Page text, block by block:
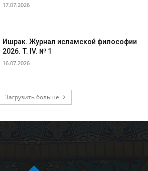
17.07.2026
Ишрак. Журнал исламской философии
2026. Т. IV. № 1
16.07.2026
Загрузить больше